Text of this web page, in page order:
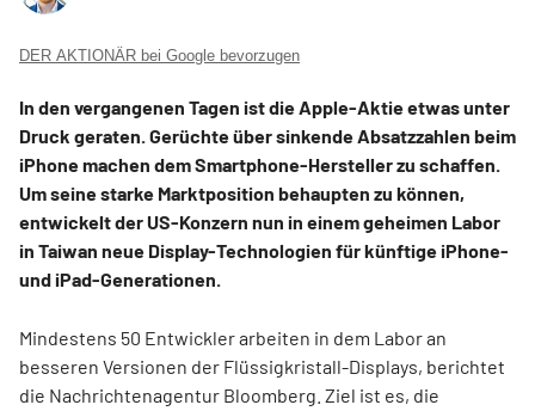
DER AKTIONÄR bei Google bevorzugen
In den vergangenen Tagen ist die Apple-Aktie etwas unter
Druck geraten. Gerüchte über sinkende Absatzzahlen beim
iPhone machen dem Smartphone-Hersteller zu schaffen.
Um seine starke Marktposition behaupten zu können,
entwickelt der US-Konzern nun in einem geheimen Labor
in Taiwan neue Display-Technologien für künftige iPhone-
und iPad-Generationen.
Mindestens 50 Entwickler arbeiten in dem Labor an
besseren Versionen der Flüssigkristall-Displays, berichtet
die Nachrichtenagentur Bloomberg. Ziel ist es, die